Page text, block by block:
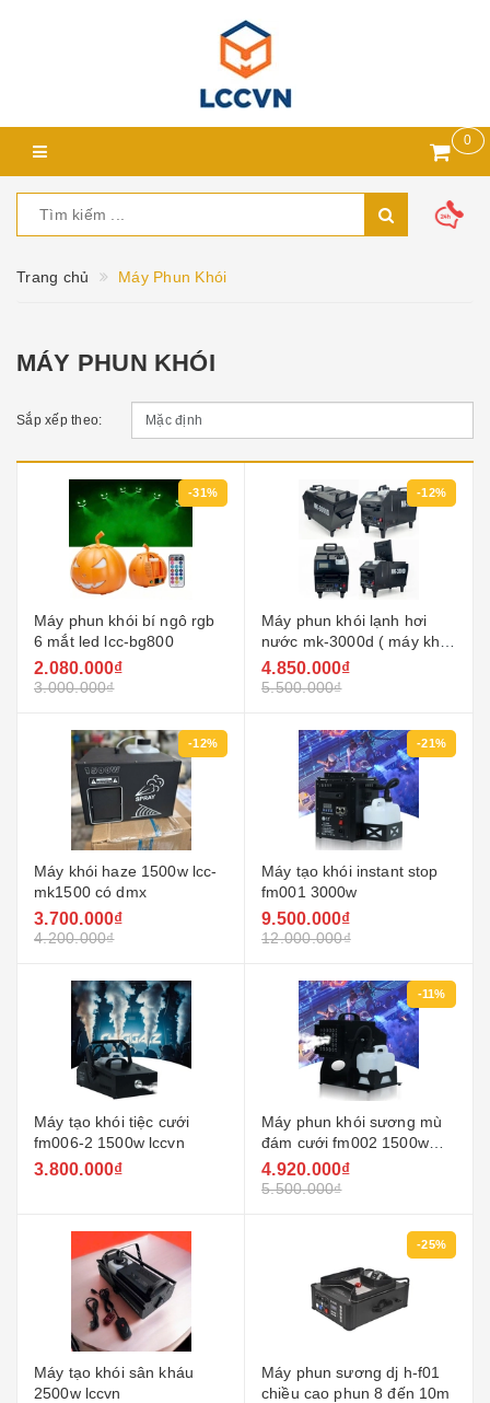
0
Trang chủ Máy Phun Khói
MÁY PHUN KHÓI
Sắp xếp theo:
-31%
Máy phun khói bí ngô rgb
6 mắt led lcc-bg800
2.080.000₫
3.000.000₫
-12%
Máy phun khói lạnh hơi
nước mk-3000d ( máy khói
chìm sân khấu )
4.850.000₫
5.500.000₫
-12%
Máy khói haze 1500w lcc-
mk1500 có dmx
3.700.000₫
4.200.000₫
-21%
Máy tạo khói instant stop
fm001 3000w
9.500.000₫
12.000.000₫
Máy tạo khói tiệc cưới
fm006-2 1500w lccvn
3.800.000₫
-11%
Máy phun khói sương mù
đám cưới fm002 1500w
lccvn
4.920.000₫
5.500.000₫
Máy tạo khói sân kháu
2500w lccvn
-25%
Máy phun sương dj h-f01
chiều cao phun 8 đến 10m